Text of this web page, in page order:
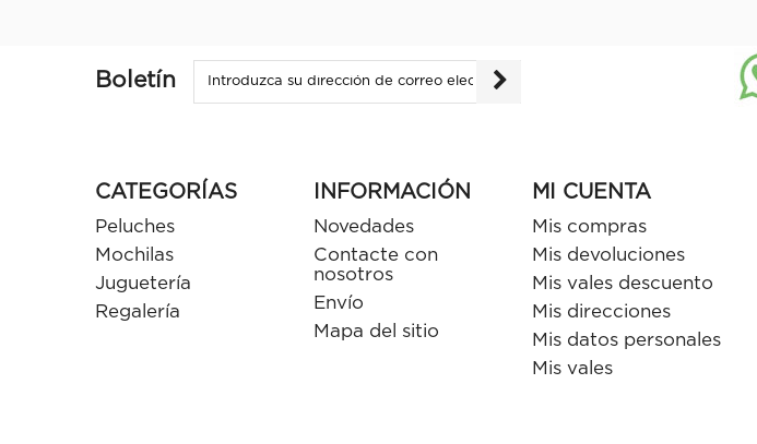
Boletín
CATEGORÍAS
Peluches
Mochilas
Juguetería
Regalería
INFORMACIÓN
Novedades
Contacte con
nosotros
Envío
Mapa del sitio
MI CUENTA
Mis compras
Mis devoluciones
Mis vales descuento
Mis direcciones
Mis datos personales
Mis vales